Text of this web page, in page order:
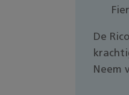
De
Neem